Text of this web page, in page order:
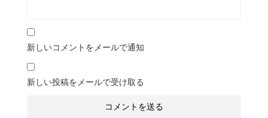
新しいコメントをメールで通知
新しい投稿をメールで受け取る